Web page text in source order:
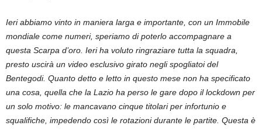
Ieri abbiamo vinto in maniera larga e importante, con un Immobile
mondiale come numeri, speriamo di poterlo accompagnare a
questa Scarpa d’oro. Ieri ha voluto ringraziare tutta la squadra,
presto uscirà un video esclusivo girato negli spogliatoi del
Bentegodi. Quanto detto e letto in questo mese non ha specificato
una cosa, quella che la Lazio ha perso le gare dopo il lockdown per
un solo motivo: le mancavano cinque titolari per infortunio e
squalifiche, impedendo così le rotazioni durante le partite. Questa è